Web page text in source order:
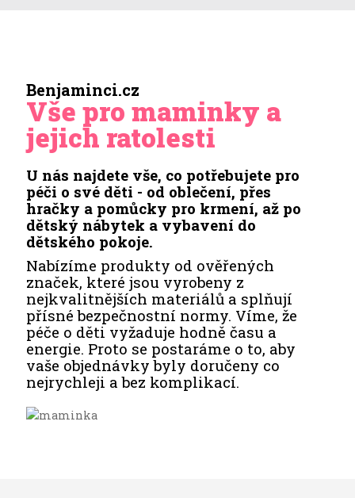
Benjaminci.cz
Vše pro maminky a
jejich ratolesti
U nás najdete vše, co potřebujete pro
péči o své děti - od oblečení, přes
hračky a pomůcky pro krmení, až po
dětský nábytek a vybavení do
dětského pokoje.
Nabízíme produkty od ověřených
značek, které jsou vyrobeny z
nejkvalitnějších materiálů a splňují
přísné bezpečnostní normy. Víme, že
péče o děti vyžaduje hodně času a
energie. Proto se postaráme o to, aby
vaše objednávky byly doručeny co
nejrychleji a bez komplikací.